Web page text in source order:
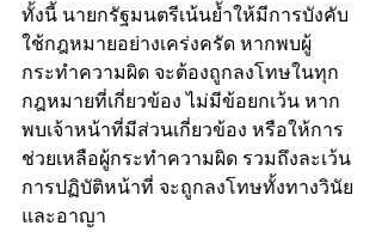
ทั้งนี้ นายกรัฐมนตรีเน้นย้ำให้มีการบังคับ
ใช้กฎหมายอย่างเคร่งครัด หากพบผู้
กระทำความผิด จะต้องถูกลงโทษในทุก
กฎหมายที่เกี่ยวข้อง ไม่มีข้อยกเว้น หาก
พบเจ้าหน้าที่มีส่วนเกี่ยวข้อง หรือให้การ
ช่วยเหลือผู้กระทำความผิด รวมถึงละเว้น
การปฏิบัติหน้าที่ จะถูกลงโทษทั้งทางวินัย
และอาญา